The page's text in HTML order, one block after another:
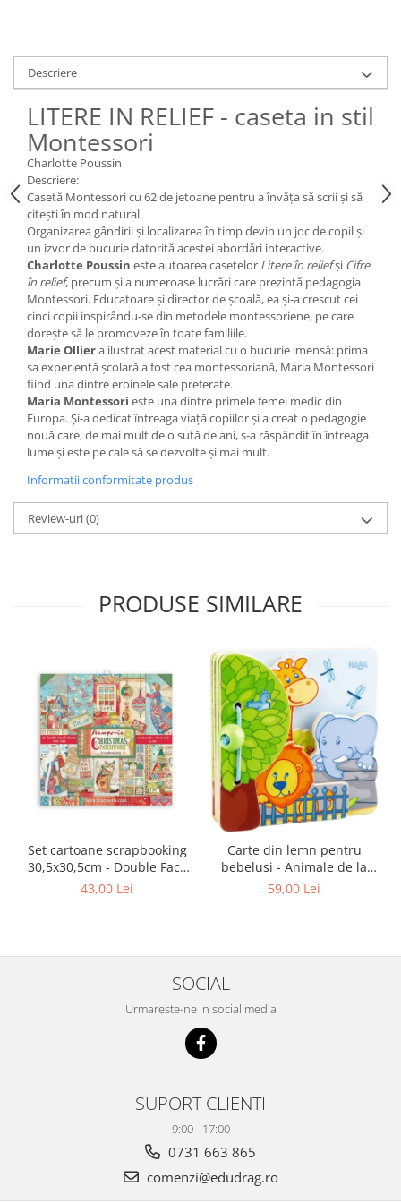
Descriere
LITERE IN RELIEF - caseta in stil
Montessori
Charlotte Poussin
Descriere:
Casetă Montessori cu 62 de jetoane pentru a învăța să scrii și să
citești în mod natural.
Organizarea gândirii și localizarea în timp devin un joc de copil și
un izvor de bucurie datorită acestei abordări interactive.
Charlotte Poussin este autoarea casetelor Litere în reliefși Cifre
în relief, precum și a numeroase lucrări care prezintă pedagogia
Montessori. Educatoare și director de școală, ea și-a crescut cei
cinci copii inspirându-se din metodele montessoriene, pe care
dorește să le promoveze în toate familiile.
Marie Olliera ilustrat acest material cu o bucurie imensă: prima
sa experiență școlară a fost cea montessoriană, Maria Montessori
fiind una dintre eroinele sale preferate.
Maria Montessori este una dintre primele femei medic din
Europa. Și-a dedicat întreaga viață copiilor și a creat o pedagogie
nouă care, de mai mult de o sută de ani, s-a răspândit în întreaga
lume și este pe cale să se dezvolte și mai mult.
Informatii conformitate produs
Review-uri(0)
PRODUSE SIMILARE
Set cartoane scrapbooking
30,5х30,5cm - Double Face
Christmas Patchwork
43,00 Lei
Carte din lemn pentru
bebelusi - Animale de la
zoo, Haba
59,00 Lei
SOCIAL
Urmareste-ne in social media
SUPORT CLIENTI
9:00 - 17:00
0731 663 865
comenzi@edudrag.ro